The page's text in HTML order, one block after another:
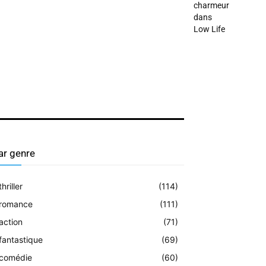
charmeur
dans
Low Life
genre
(114)
(111)
(71)
(69)
(60)